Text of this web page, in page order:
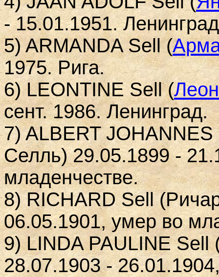
- 15.01.1951.
5) ARMANDA Sell(
1975. Рига.
6) LEONTINE Sell(
сент. 1986. Ленинград.
7) ALBERT JOHANNES
Селль) 29.05.1899 -
младенчестве.
8) RICHARD Sell
06.05.1901, умер во
9) LINDA PAULINE Sell
28.07.1903 -